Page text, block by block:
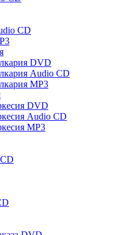
CD
DVD
Audio CD
MP3
DVD
Audio CD
MP3